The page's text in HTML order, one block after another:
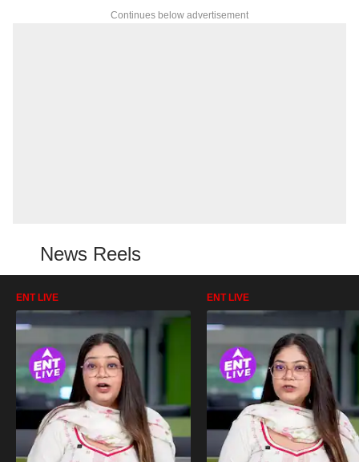
Continues below advertisement
News Reels
ENT LIVE ENT LIVE